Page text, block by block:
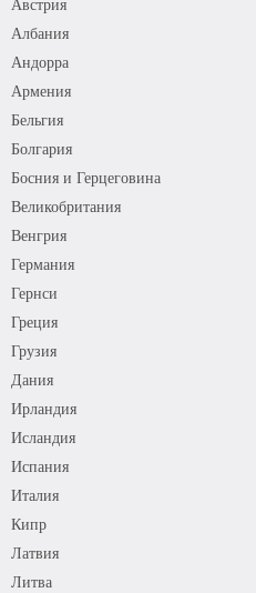
Албания
Андорра
Армения
Бельгия
Болгария
Босния и Герцеговина
Великобритания
Венгрия
Германия
Гернси
Греция
Грузия
Дания
Ирландия
Исландия
Испания
Италия
Кипр
Латвия
Литва